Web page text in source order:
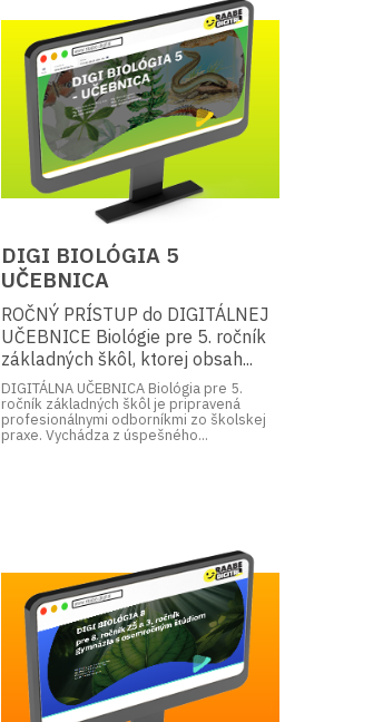
DIGI BIOLÓGIA 5
UČEBNICA
ROČNÝ PRÍSTUP do DIGITÁLNEJ
UČEBNICE Biológie pre 5. ročník
základných škôl, ktorej obsah...
DIGITÁLNA UČEBNICA Biológia pre 5.
ročník základných škôl je pripravená
profesionálnymi odborníkmi zo školskej
praxe. Vychádza z úspešného...